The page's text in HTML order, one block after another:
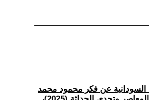
السودانية عن فكر محمود محمد